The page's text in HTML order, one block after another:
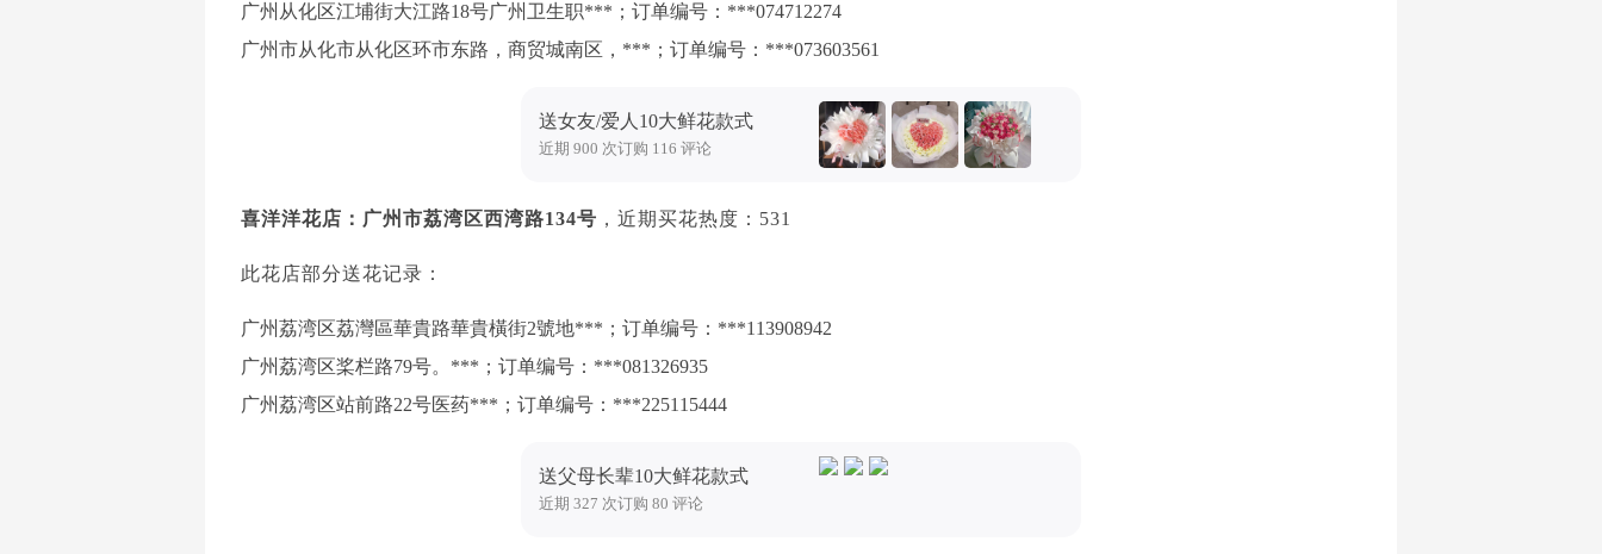
广州从化区江埔街大江路18号广州卫生职***；订单编号：***074712274
广州市从化市从化区环市东路，商贸城南区，***；订单编号：***073603561
送女友/爱人10大鲜花款式
近期 900 次订购 116 评论
喜洋洋花店：广州市荔湾区西湾路134号 ，近期买花热度：531
此花店部分送花记录：
广州荔湾区荔灣區華貴路華貴橫街2號地***；订单编号：***113908942
广州荔湾区桨栏路79号。***；订单编号：***081326935
广州荔湾区站前路22号医药***；订单编号：***225115444
送父母长辈10大鲜花款式
近期 327 次订购 80 评论